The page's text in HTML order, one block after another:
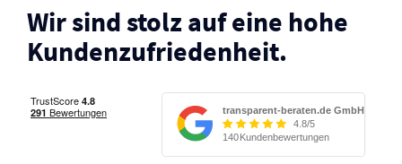
Wir sind stolz auf eine hohe
Kunden­zufriedenheit.